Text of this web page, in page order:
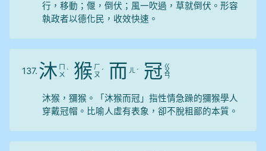
行，移動；偃，倒伏；風一吹過，草就倒伏。形容
執政者以德化民，收效快速。
137. 沐 ㄇ
ㄨ ˋ 猴 ㄏ
ㄡ ˊ 而 ㄦ ˊ 冠 ㄍ
ㄨ
ㄢ
沐猴，獼猴。「沐猴而冠」指性情急躁的獼猴學人
穿戴冠帽。比喻人虛有表象，卻不脫粗鄙的本質。